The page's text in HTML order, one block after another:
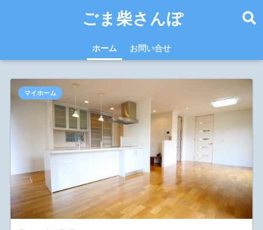
ごま柴さんぽ
ホーム お問い合せ
マイホーム